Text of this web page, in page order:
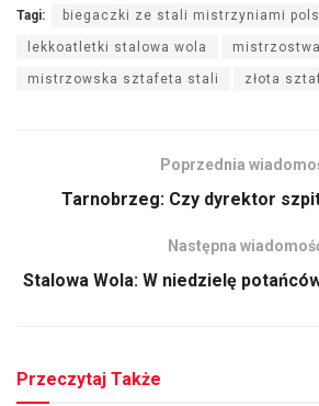
Tagi: biegaczki ze stali mistrzyniami
lekkoatletki stalowa wola
mistrzowska sztafeta stali złota
Poprzednia
Tarnobrzeg: Czy dyrektor
Następna
Stalowa Wola: W niedzielę
Przeczytaj Także